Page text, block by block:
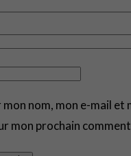
nom, mon e-mail et
mon prochain